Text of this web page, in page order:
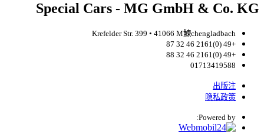
Special Cars - MG GmbH & Co. KG
Krefelder Str. 399 • 41066 M鰊chengladbach
+49 (0)2161 46 32 87
+49 (0)2161 46 32 88
01713419588
出版注
隐私政策
Powered by: